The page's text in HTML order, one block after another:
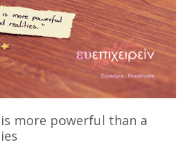
more powerful than a